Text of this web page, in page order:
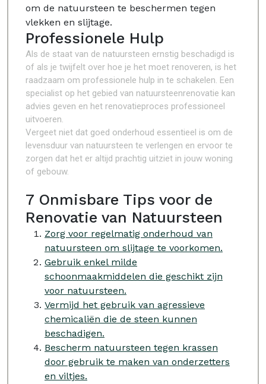
om de natuursteen te beschermen tegen
vlekken en slijtage.
Professionele Hulp
Als de staat van de natuursteen ernstig beschadigd is
of als je twijfelt over hoe je het moet renoveren, is het
raadzaam om professionele hulp in te schakelen. Een
specialist op het gebied van natuursteenrenovatie kan
advies geven en het renovatieproces professioneel
uitvoeren.
Vergeet niet dat goed onderhoud essentieel is om de
levensduur van natuursteen te verlengen en ervoor te
zorgen dat het er altijd prachtig uitziet in jouw woning
of gebouw.
7 Onmisbare Tips voor de
Renovatie van Natuursteen
Zorg voor regelmatig onderhoud van
natuursteen om slijtage te voorkomen.
Gebruik enkel milde
schoonmaakmiddelen die geschikt zijn
voor natuursteen.
Vermijd het gebruik van agressieve
chemicaliën die de steen kunnen
beschadigen.
Bescherm natuursteen tegen krassen
door gebruik te maken van onderzetters
en viltjes.